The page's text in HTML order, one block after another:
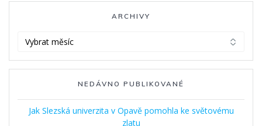
ARCHIVY
NEDÁVNO PUBLIKOVANÉ
Jak Slezská univerzita v Opavě pomohla ke světovému
zlatu